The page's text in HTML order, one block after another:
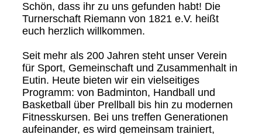
Schön, dass ihr zu uns gefunden habt! Die
Turnerschaft Riemann von 1821 e.V. heißt
euch herzlich willkommen.
Seit mehr als 200 Jahren steht unser Verein
für Sport, Gemeinschaft und Zusammenhalt in
Eutin. Heute bieten wir ein vielseitiges
Programm: von Badminton, Handball und
Basketball über Prellball bis hin zu modernen
Fitnesskursen. Bei uns treffen Generationen
aufeinander, es wird gemeinsam trainiert,